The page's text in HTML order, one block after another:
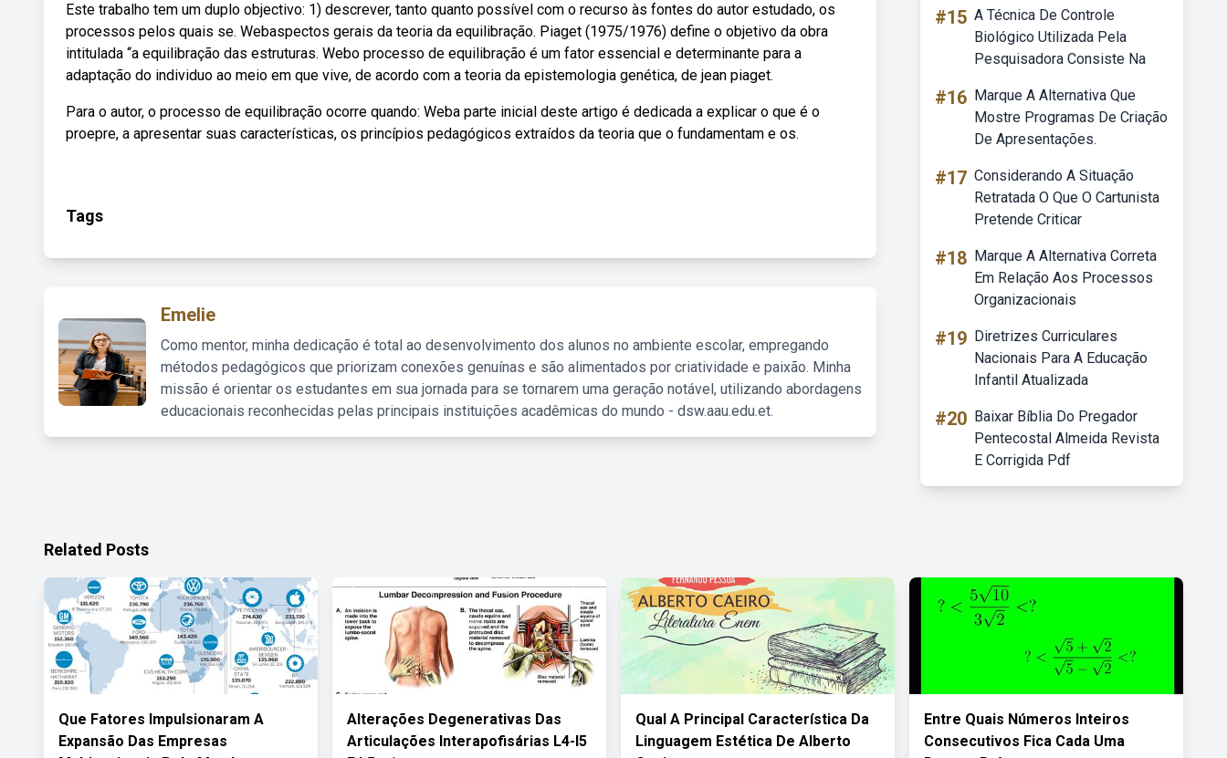
Este trabalho tem um duplo objectivo: 1) descrever, tanto quanto possível com o recurso às fontes do autor estudado, os
processos pelos quais se. Webaspectos gerais da teoria da equilibração. Piaget (1975/1976) define o objetivo da obra
intitulada “a equilibração das estruturas. Webo processo de equilibração é um fator essencial e determinante para a
adaptação do individuo ao meio em que vive, de acordo com a teoria da epistemologia genética, de jean piaget.
Para o autor, o processo de equilibração ocorre quando: Weba parte inicial deste artigo é dedicada a explicar o que é o
proepre, a apresentar suas características, os princípios pedagógicos extraídos da teoria que o fundamentam e os.
Tags
Emelie
Como mentor, minha dedicação é total ao desenvolvimento dos alunos no ambiente escolar, empregando
métodos pedagógicos que priorizam conexões genuínas e são alimentados por criatividade e paixão. Minha
missão é orientar os estudantes em sua jornada para se tornarem uma geração notável, utilizando abordagens
educacionais reconhecidas pelas principais instituições acadêmicas do mundo - dsw.aau.edu.et.
#15 A Técnica De Controle
Biológico Utilizada Pela
Pesquisadora Consiste Na
#16 Marque A Alternativa Que
Mostre Programas De Criação
De Apresentações.
#17 Considerando A Situação
Retratada O Que O Cartunista
Pretende Criticar
#18 Marque A Alternativa Correta
Em Relação Aos Processos
Organizacionais
#19 Diretrizes Curriculares
Nacionais Para A Educação
Infantil Atualizada
#20 Baixar Bíblia Do Pregador
Pentecostal Almeida Revista
E Corrigida Pdf
Related Posts
Que Fatores Impulsionaram A
Expansão Das Empresas
Alterações Degenerativas Das
Articulações Interapofisárias L4-l5
Qual A Principal Característica Da
Linguagem Estética De Alberto
Entre Quais Números Inteiros
Consecutivos Fica Cada Uma